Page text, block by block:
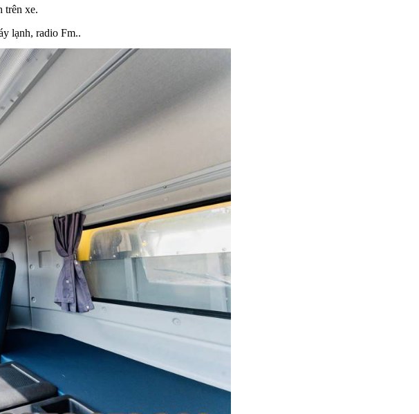
trên xe.
lạnh, radio Fm..